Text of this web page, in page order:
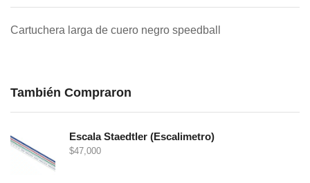
Cartuchera larga de cuero negro speedball
También Compraron
Escala Staedtler (Escalimetro)
$47,000